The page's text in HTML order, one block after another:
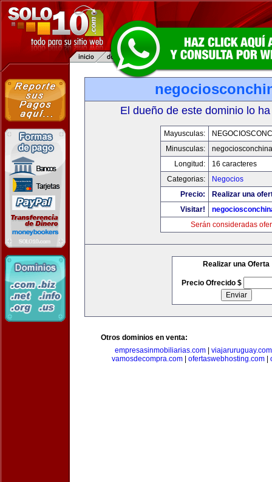
El dueño de este dominio lo
Mayusculas:
Minusculas:
Longitud:
16 caracteres
Categorias:
Negocios
Precio:
Realizar una
Visitar!
Serán consideradas
Realizar una Oferta
Precio Ofrecido $
Otros dominios en venta:
empresasinmobiliarias.com
viajaruruguay.com
vamosdecompra.com| ofertaswebhosting.com|